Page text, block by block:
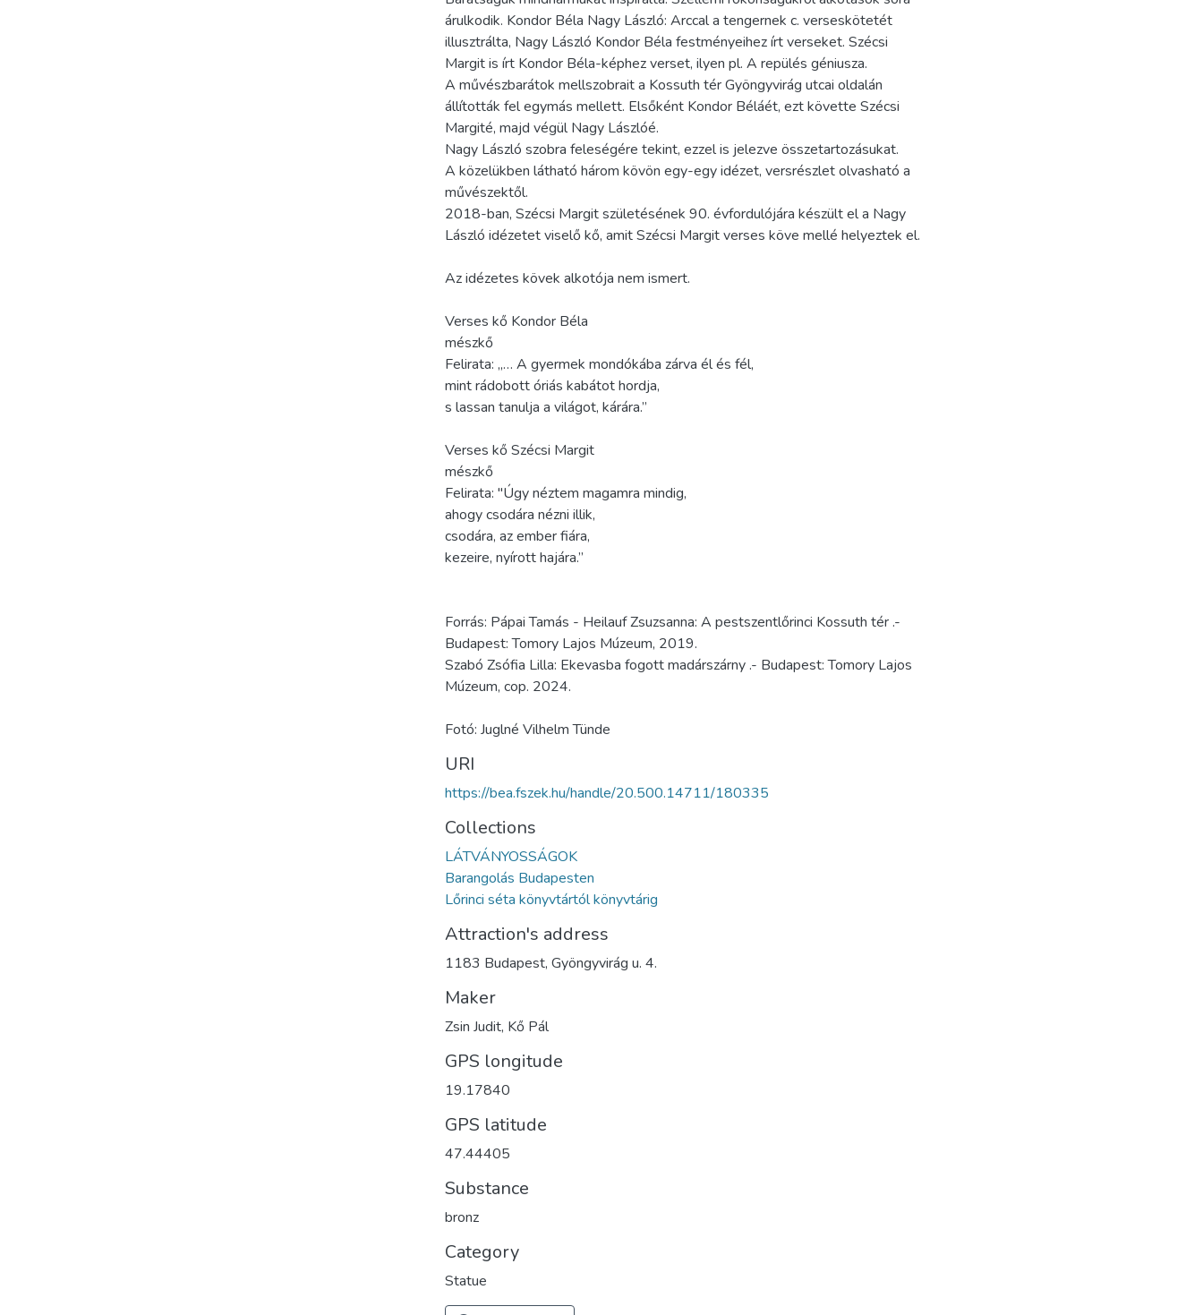
árulkodik. Kondor Béla Nagy László: Arccal a tengernek c. verseskötetét
illusztrálta, Nagy László Kondor Béla festményeihez írt verseket. Szécsi
Margit is írt Kondor Béla-képhez verset, ilyen pl. A repülés géniusza.
A művészbarátok mellszobrait a Kossuth tér Gyöngyvirág utcai oldalán
állították fel egymás mellett. Elsőként Kondor Béláét, ezt követte Szécsi
Margité, majd végül Nagy Lászlóé.
Nagy László szobra feleségére tekint, ezzel is jelezve összetartozásukat.
A közelükben látható három kövön egy-egy idézet, versrészlet olvasható a
művészektől.
2018-ban, Szécsi Margit születésének 90. évfordulójára készült el a Nagy
László idézetet viselő kő, amit Szécsi Margit verses köve mellé helyeztek el.
Az idézetes kövek alkotója nem ismert.
Verses kő Kondor Béla
mészkő
Felirata: „… A gyermek mondókába zárva él és fél,
mint rádobott óriás kabátot hordja,
s lassan tanulja a világot, kárára.”
Verses kő Szécsi Margit
mészkő
Felirata: "Úgy néztem magamra mindig,
ahogy csodára nézni illik,
csodára, az ember fiára,
kezeire, nyírott hajára.”
Forrás: Pápai Tamás - Heilauf Zsuzsanna: A pestszentlőrinci Kossuth tér .-
Budapest: Tomory Lajos Múzeum, 2019.
Szabó Zsófia Lilla: Ekevasba fogott madárszárny .- Budapest: Tomory Lajos
Múzeum, cop. 2024.
Fotó: Juglné Vilhelm Tünde
URI
https://bea.fszek.hu/handle/20.500.14711/180335
Collections
LÁTVÁNYOSSÁGOK
Barangolás Budapesten
Lőrinci séta könyvtártól könyvtárig
Attraction's address
1183 Budapest, Gyöngyvirág u. 4.
Maker
Zsin Judit, Kő Pál
GPS longitude
19.17840
GPS latitude
47.44405
Substance
bronz
Category
Statue